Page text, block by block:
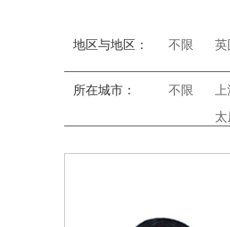
地区与地区： 不限 英
所在城市： 不限